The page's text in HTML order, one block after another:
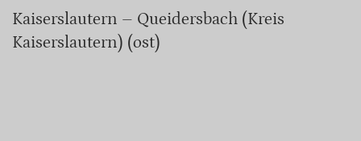
Kaiserslautern – Queidersbach (Kreis
Kaiserslautern) (ost)